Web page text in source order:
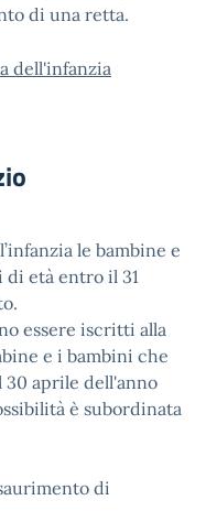
di una retta.
dell'infanzia
le bambine e
età entro il 31
essere iscritti alla
e i bambini che
aprile dell'anno
è subordinata
di